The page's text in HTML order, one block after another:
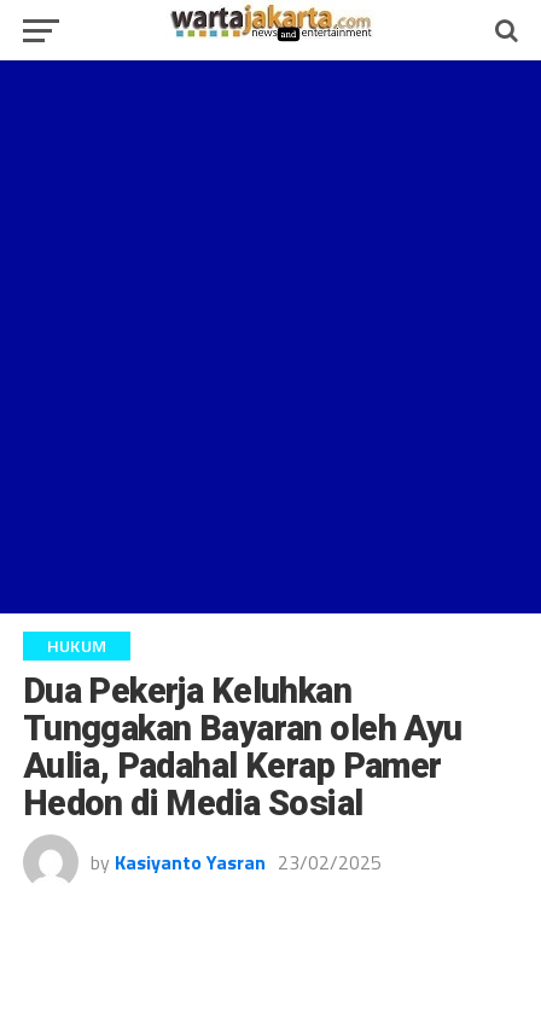
HUKUM
Dua Pekerja Keluhkan
Tunggakan Bayaran oleh Ayu
Aulia, Padahal Kerap Pamer
Hedon di Media Sosial
by Kasiyanto Yasran 23/02/2025